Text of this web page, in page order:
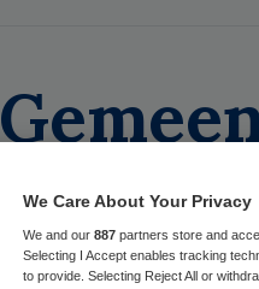
We Care About Your Privacy
We and our 887 partners store and
Selecting I Accept enables tracking
to provide. Selecting Reject All or